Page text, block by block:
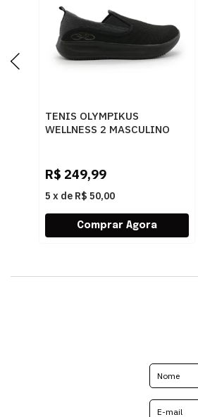
TENIS OLYMPIKUS
WELLNESS 2 MASCULINO
R$ 249,99
5 x de R$ 50,00